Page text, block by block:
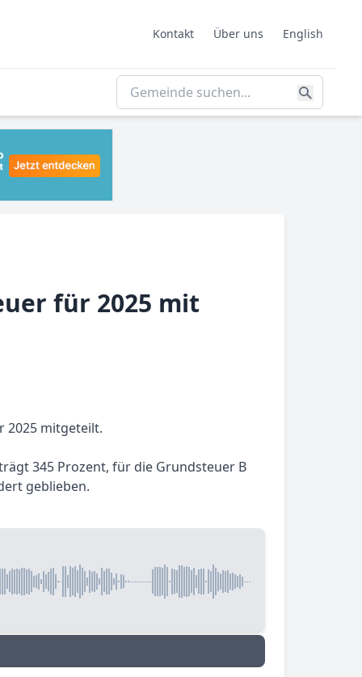
Kontakt Über uns English
für 2025 mit
2025 mitgeteilt.
345 Prozent, für die Grundsteuer B
geblieben.